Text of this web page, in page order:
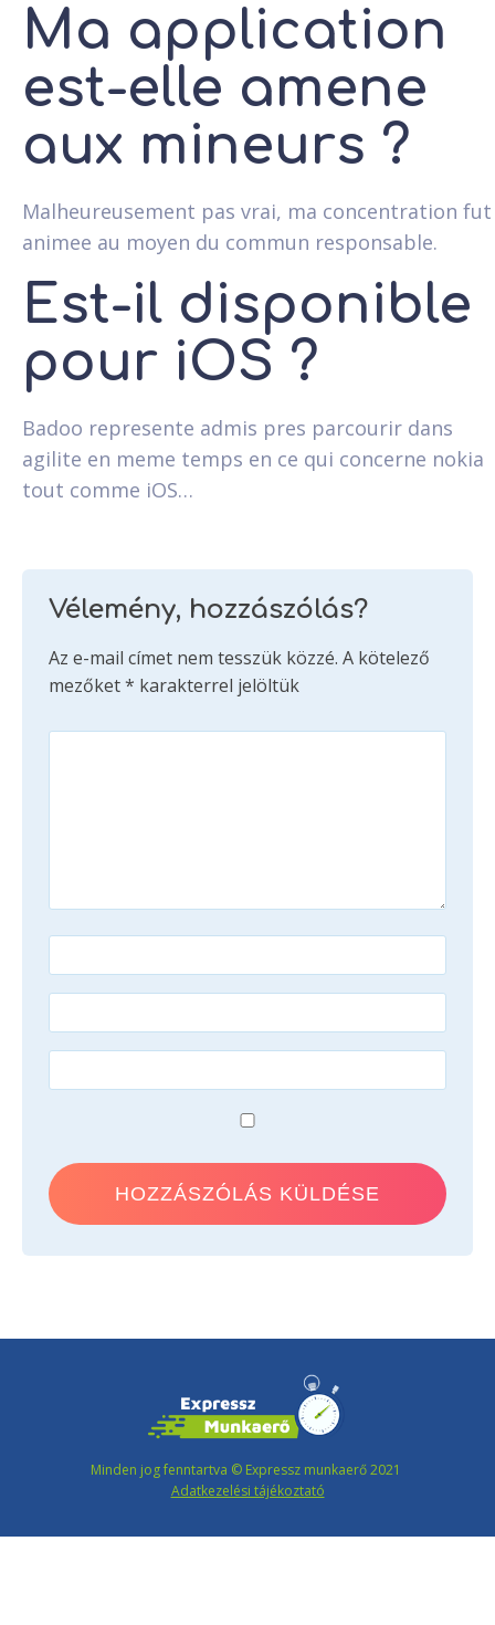
Ma application
est-elle amene
aux mineurs ?
Malheureusement pas vrai, ma concentration fut
animee au moyen du commun responsable.
Est-il disponible
pour iOS ?
Badoo represente admis pres parcourir dans
agilite en meme temps en ce qui concerne nokia
tout comme iOS…
Vélemény, hozzászólás?
Az e-mail címet nem tesszük közzé. A kötelező
mezőket* karakterrel jelöltük
Minden jog fenntartva © Expressz munkaerő 2021
Adatkezelési tájékoztató